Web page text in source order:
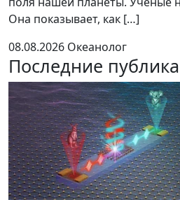
Она показывает, как […]
08.08.2026 Океанолог
Последние